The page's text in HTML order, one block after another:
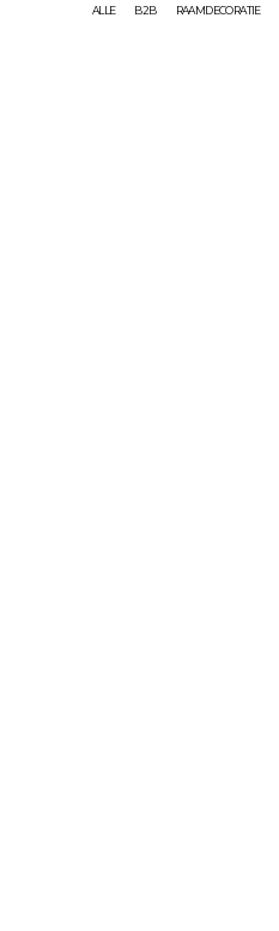
ALLE B2B RAAMDECORATIE